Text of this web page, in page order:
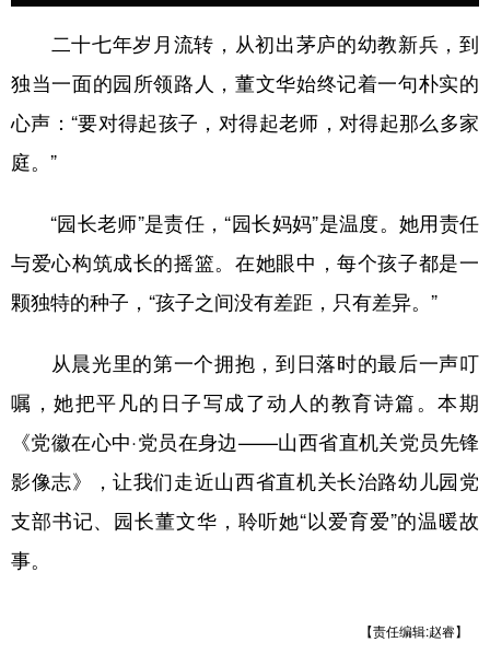
北京 天津 河北 山西
辽宁 吉林 上海 江苏
浙江 安徽 福建 江西
广东 广西 海南 重庆
四川 贵州 云南 西藏
陕西 甘肃 青海 宁夏
新疆 内蒙古 黑龙江
多语种频道
English Español Français عربى
Русский язык 日本語 한국어
二十七年岁月流转，从初出茅庐的幼教新兵，到
独当一面的园所领路人，董文华始终记着一句朴实的
心声：“要对得起孩子，对得起老师，对得起那么多家
庭。”
“园长老师”是责任，“园长妈妈”是温度。她用责任
与爱心构筑成长的摇篮。在她眼中，每个孩子都是一
颗独特的种子，“孩子之间没有差距，只有差异。”
从晨光里的第一个拥抱，到日落时的最后一声叮
嘱，她把平凡的日子写成了动人的教育诗篇。本期
《党徽在心中·党员在身边——山西省直机关党员先锋
影像志》，让我们走近山西省直机关长治路幼儿园党
支部书记、园长董文华，聆听她“以爱育爱”的温暖故
事。
【责任编辑:赵睿】